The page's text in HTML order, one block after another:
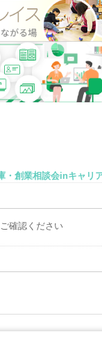
創業相談会inキャリ
確認ください